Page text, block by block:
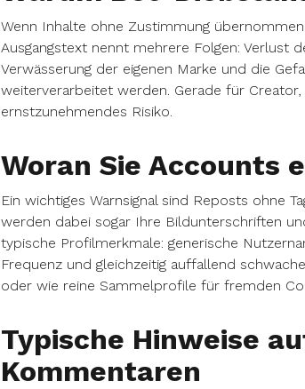
Wenn Inhalte ohne Zustimmung
Ausgangstext nennt mehrere Folgen: Verlust
Verwässerung der eigenen Marke und die
weiterverarbeitet werden. Gerade für
ernstzunehmendes Risiko.
Woran Sie Accounts
Ein wichtiges Warnsignal sind Reposts ohne
werden dabei sogar Ihre Bildunterschriften
typische Profilmerkmale: generische
Frequenz und gleichzeitig auffallend
oder wie reine Sammelprofile für fremden
Typische Hinweise
Kommentaren